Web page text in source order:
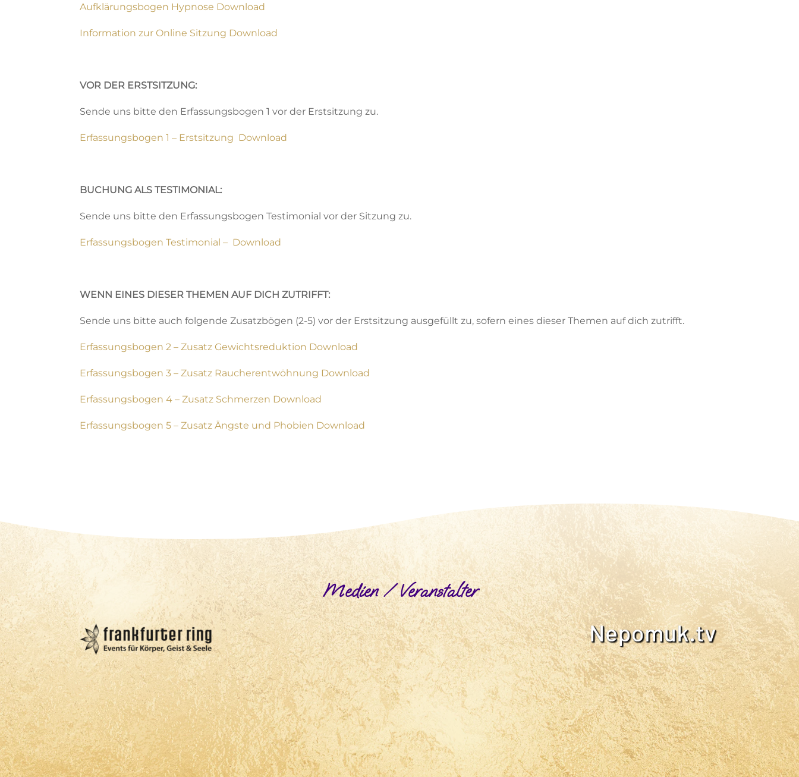
Aufklärungsbogen Hypnose Download
Information zur Online Sitzung Download
VOR DER ERSTSITZUNG:
Sende uns bitte den Erfassungsbogen 1 vor der Erstsitzung zu.
Erfassungsbogen 1 – Erstsitzung Download
BUCHUNG ALS TESTIMONIAL:
Sende uns bitte den Erfassungsbogen Testimonial vor der Sitzung zu.
Erfassungsbogen Testimonial – Download
WENN EINES DIESER THEMEN AUF DICH ZUTRIFFT:
Sende uns bitte auch folgende Zusatzbögen (2-5) vor der Erstsitzung ausgefüllt zu, sofern eines dieser Themen auf dich zutrifft.
Erfassungsbogen 2 – Zusatz Gewichtsreduktion Download
Erfassungsbogen 3 – Zusatz Raucherentwöhnung Download
Erfassungsbogen 4 – Zusatz Schmerzen Download
Erfassungsbogen 5 – Zusatz Ängste und Phobien Download
Medien / Veranstalter